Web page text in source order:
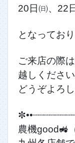
20日㈰、22
となっており
ご来店の際
越しください
どうぞよろ
農機good🚜